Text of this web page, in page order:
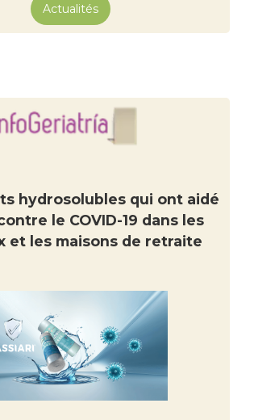
Actualités
hydrosolubles qui ont aidé
le COVID-19 dans les
et les maisons de retraite